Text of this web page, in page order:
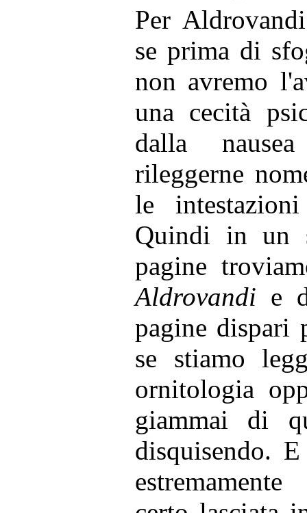
Per
se prima di
non avremo
una cecità
dalla
rileggerne
le
Quindi in un
pagine
Aldrovandi e
pagine dispari
se stiamo
ornitologia
giammai di
disquisendo.